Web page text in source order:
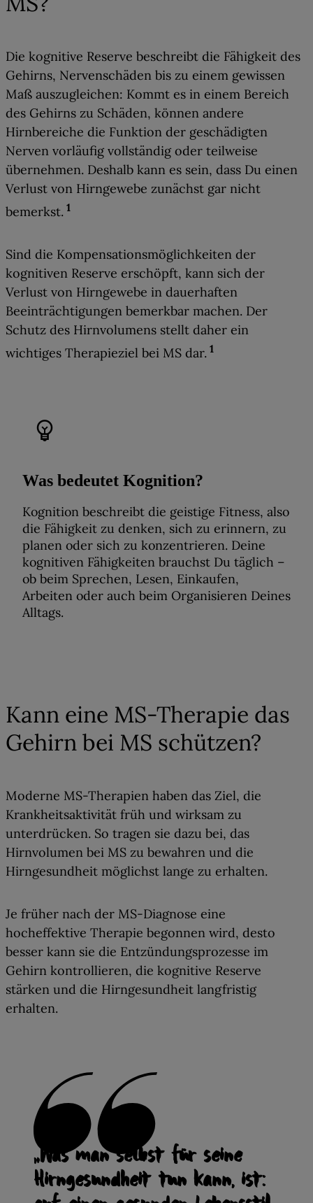
Die kognitive Reserve beschreibt die Fähigkeit des
Gehirns, Nervenschäden bis zu einem gewissen
Maß auszugleichen: Kommt es in einem Bereich
des Gehirns zu Schäden, können andere
Hirnbereiche die Funktion der geschädigten
Nerven vorläufig vollständig oder teilweise
übernehmen. Deshalb kann es sein, dass Du einen
Verlust von Hirngewebe zunächst gar nicht
bemerkst. 1
Sind die Kompensationsmöglichkeiten der
kognitiven Reserve erschöpft, kann sich der
Verlust von Hirngewebe in dauerhaften
Beeinträchtigungen bemerkbar machen. Der
Schutz des Hirnvolumens stellt daher ein
wichtiges Therapieziel bei MS dar. 1
emoji_objects
Was bedeutet Kognition?
Kognition beschreibt die geistige Fitness, also
die Fähigkeit zu denken, sich zu erinnern, zu
planen oder sich zu konzentrieren. Deine
kognitiven Fähigkeiten brauchst Du täglich –
ob beim Sprechen, Lesen, Einkaufen,
Arbeiten oder auch beim Organisieren Deines
Alltags.
Kann eine MS-Therapie das
Gehirn bei MS schützen?
Moderne MS-Therapien haben das Ziel, die
Krankheitsaktivität früh und wirksam zu
unterdrücken. So tragen sie dazu bei, das
Hirnvolumen bei MS zu bewahren und die
Hirngesundheit möglichst lange zu erhalten.
Je früher nach der MS-Diagnose eine
hocheffektive Therapie begonnen wird, desto
besser kann sie die Entzündungsprozesse im
Gehirn kontrollieren, die kognitive Reserve
stärken und die Hirngesundheit langfristig
erhalten.
„Was man selbst für seine
Hirngesundheit tun kann, ist: